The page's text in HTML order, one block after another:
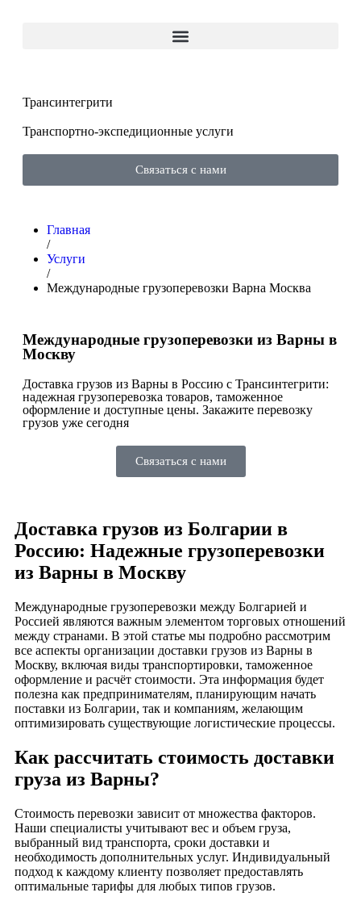
Трансинтегрити
Транспортно-экспедиционные услуги
Связаться с нами
Главная
/
Услуги
/
Международные грузоперевозки Варна Москва
Международные грузоперевозки из Варны в
Москву
Доставка грузов из Варны в Россию с Трансинтегрити:
надежная грузоперевозка товаров, таможенное
оформление и доступные цены. Закажите перевозку
грузов уже сегодня
Связаться с нами
Доставка грузов из Болгарии в
Россию: Надежные грузоперевозки
из Варны в Москву
Международные грузоперевозки между Болгарией и
Россией являются важным элементом торговых отношений
между странами. В этой статье мы подробно рассмотрим
все аспекты организации доставки грузов из Варны в
Москву, включая виды транспортировки, таможенное
оформление и расчёт стоимости. Эта информация будет
полезна как предпринимателям, планирующим начать
поставки из Болгарии, так и компаниям, желающим
оптимизировать существующие логистические процессы.
Как рассчитать стоимость доставки
груза из Варны?
Стоимость перевозки зависит от множества факторов.
Наши специалисты учитывают вес и объем груза,
выбранный вид транспорта, сроки доставки и
необходимость дополнительных услуг. Индивидуальный
подход к каждому клиенту позволяет предоставлять
оптимальные тарифы для любых типов грузов.